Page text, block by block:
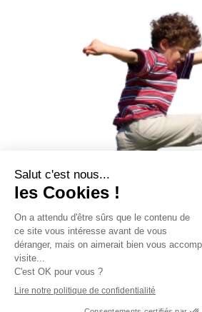
Demander un RDV
AtmOsphaires - Créateurs d'aires de jeux,
multisports (TMS), parcours seniors et PMR,